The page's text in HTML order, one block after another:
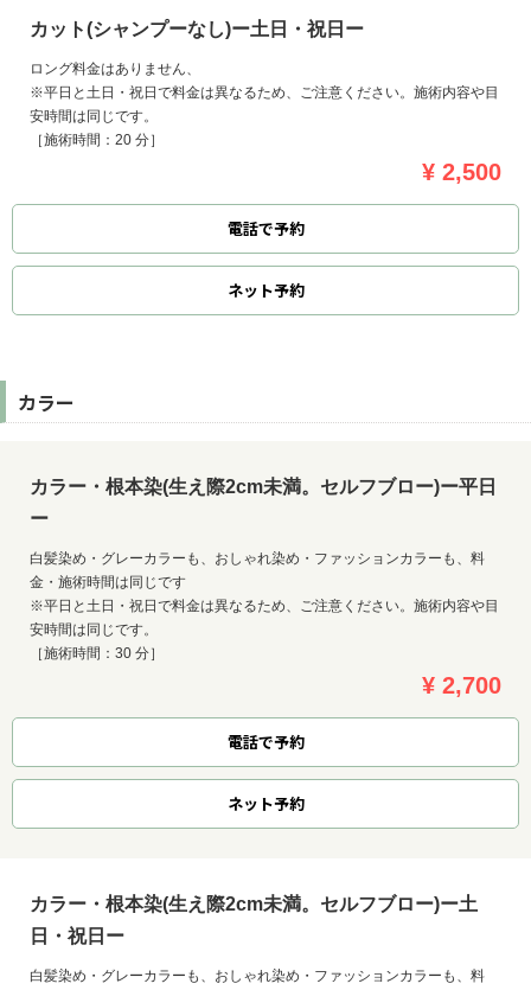
お問い合わせ
カット(シャンプーなし)ー土日・祝日ー
ロング料金はありません、
※平日と土日・祝日で料金は異なるため、ご注意ください。施術内容や目
安時間は同じです。
［施術時間：20 分］
¥ 2,500
電話で予約
ネット予約
カラー
カラー・根本染(生え際2cm未満。セルフブロー)ー平日
ー
白髪染め・グレーカラーも、おしゃれ染め・ファッションカラーも、料
金・施術時間は同じです
※平日と土日・祝日で料金は異なるため、ご注意ください。施術内容や目
安時間は同じです。
［施術時間：30 分］
¥ 2,700
電話で予約
ネット予約
カラー・根本染(生え際2cm未満。セルフブロー)ー土
日・祝日ー
白髪染め・グレーカラーも、おしゃれ染め・ファッションカラーも、料